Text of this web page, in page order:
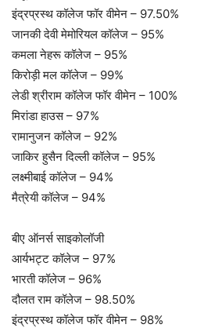
इंद्रप्रस्थ कॉलेज फॉर वीमेन – 97.50%
जानकी देवी मेमोरियल कॉलेज – 95%
कमला नेहरू कॉलेज – 95%
किरोड़ी मल कॉलेज – 99%
लेडी श्रीराम कॉलेज फॉर वीमेन – 100%
मिरांडा हाउस – 97%
रामानुजन कॉलेज – 92%
जाकिर हुसैन दिल्ली कॉलेज – 95%
लक्ष्मीबाई कॉलेज – 94%
मैत्रेयी कॉलेज – 94%
बीए ऑनर्स साइकोलॉजी
आर्यभट्ट कॉलेज – 97%
भारती कॉलेज – 96%
दौलत राम कॉलेज – 98.50%
इंद्रप्रस्थ कॉलेज फॉर वीमेन – 98%